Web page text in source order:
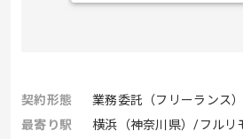
契約形態
業務委託（フリーランス）
最寄り駅
横浜（神奈川県）/フルリ